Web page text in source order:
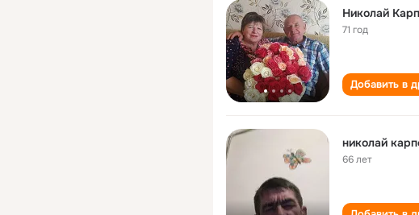
Николай
71 год
Добавить в
николай
66 лет